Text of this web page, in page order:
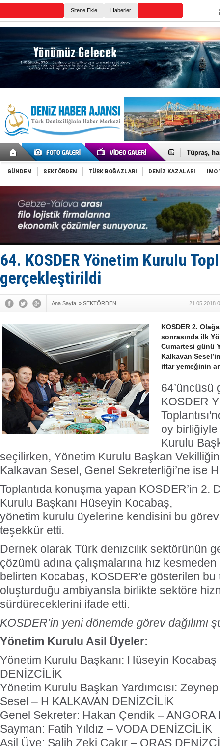
Sitene Ekle Haberler
Anadolu
Tüpraş,
İTU AUV,
LNG
Türkiye-
Türk
Deniz
DÖDER,
Fairline,
Baltık
Runit
Türk
GÜNDEM SEKTÖRDEN TÜRK BOĞAZLARI DENİZ KAZALARI IMO
64. KOSDER Yönetim Kurulu
gerçekleştirildi
Ana Sayfa » SEKTÖRDEN 21.05.2018
KOSDER 2.
sonrasında ilk
Cumartesi günü
Kalkavan
iftar yemeğinin
64’üncüsü
KOSDER
oy
Kurulu
seçilirken, Yönetim Kurulu Başkan
Kalkavan Sesel, Genel Sekreterliği’ne ise
Toplantıda konuşma yapan KOSDER’in 2.
Kurulu Başkanı Hüseyin Kocabaş,
yönetim kurulu üyelerine kendisini bu
teşekkür etti.
Dernek olarak Türk denizcilik sektörünün
çözümü adına çalışmalarına hız kesmeden
belirten Kocabaş, KOSDER’e gösterilen
oluşturduğu ambiyansla birlikte sektöre
sürdüreceklerini ifade etti.
KOSDER’in yeni dönemde görev dağılımı
Yönetim Kurulu Asil Üyeler:
Yönetim Kurulu Başkanı: Hüseyin
DENİZCİLİK
Yönetim Kurulu Başkan Yardımcısı:
Sesel – H KALKAVAN DENİZCİLİK
Genel Sekreter: Hakan Çendik – ANGORA
Sayman: Fatih Yıldız – VODA DENİZCİLİK
Asil Üye: Salih Zeki Çakır – ORAS